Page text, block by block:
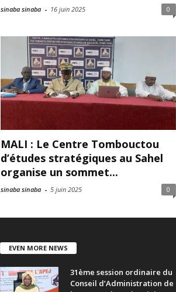
sinaba sinaba - 16 juin 2025 0
MALI : Le Centre Tombouctou
d’études stratégiques au Sahel
organise un sommet...
sinaba sinaba - 5 juin 2025 0
EVEN MORE NEWS
31ème session ordinaire du
Conseil d’Administration de